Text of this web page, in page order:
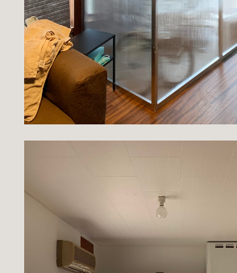
ABOUT
PORTFOLIO
SERVICE